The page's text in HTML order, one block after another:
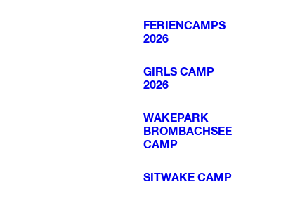
FERIENCAMPS
2026
GIRLS CAMP
2026
WAKEPARK
BROMBACHSEE
CAMP
SITWAKE CAMP